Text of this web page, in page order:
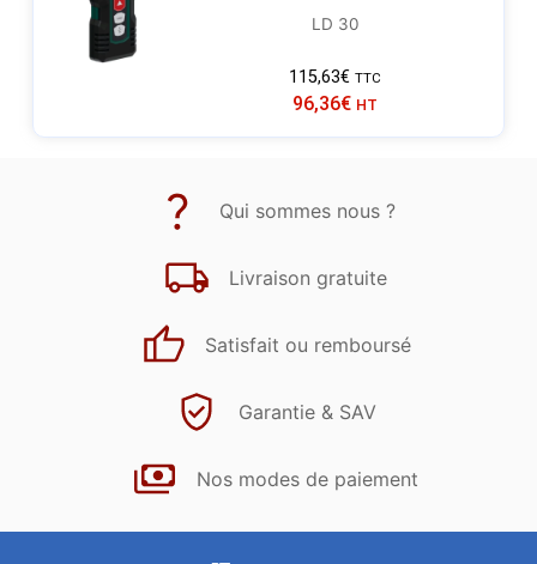
LD 30
115,63€ TTC
96,36€ HT
Qui sommes nous ?
Livraison gratuite
Satisfait ou remboursé
Garantie & SAV
Nos modes de paiement